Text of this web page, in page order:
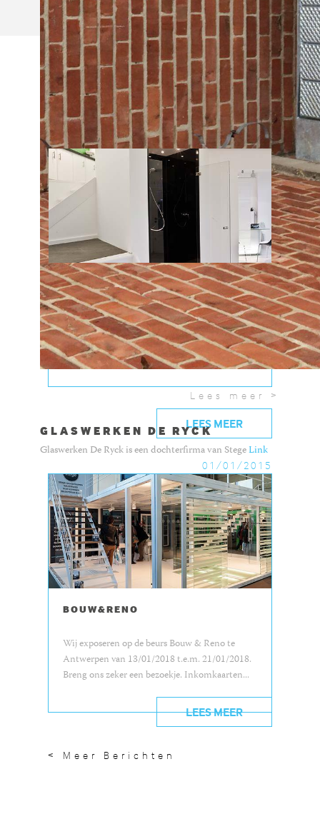
Lees meer >
GLASWERKEN DE RYCK
Glaswerken De Ryck is een dochterfirma van StegeLink
NIEUWS
02/12/2015
ONZE VERNIEUWDE TOONZAAL!
Kom zeker een kijkje nemen in de vernieuwde
toonzaal of krijg nu al een voorproefje aan de
hand van deze...
LEES MEER
01/01/2015
BOUW&RENO
Wij exposeren op de beurs Bouw & Reno te
Antwerpen van 13/01/2018 t.e.m. 21/01/2018.
Breng ons zeker een bezoekje. Inkomkaarten...
LEES MEER
< Meer Berichten